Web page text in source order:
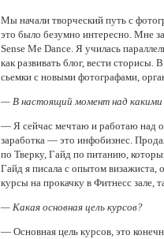
Мы начали творческий путь с
это было безумно интересно. Мне
Sense Me Dance. Я училась
как развивать блог, вести сторисы.
сьемки с новыми фотографами,
— В настоящий момент над
— Я сейчас мечтаю и работаю над
заработка — это инфобизнес.
по Тверку, Гайд по питанию,
Гайд я писала с опытом
курсы на прокачку в Фитнесс зале,
— Какая основная цель курсов?
— Основная цель курсов, это